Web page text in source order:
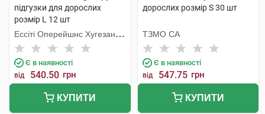
підгузки для дорослих
розмір L 12 шт
Ессіті Оперейшнс Хугезанд
Б.В.
Є в наявності
від 540.50 грн
КУПИТИ
дорослих розмір S 30 шт
ТЗМО СА
Є в наявності
від 547.75 грн
КУПИТИ